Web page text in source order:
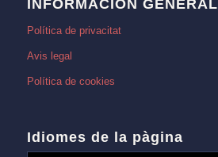
INFORMACIÓN GENERAL
Política de privacitat
Avis legal
Política de cookies
Idiomes de la pàgina